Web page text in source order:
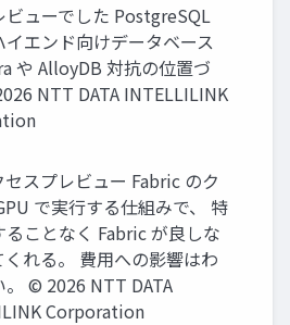
ビューでした PostgreSQL
イエンド向けデータベース
や AlloyDB 対抗の位置づ
NTT DATA INTELLILINK
セスプレビュー Fabric のク
で実行する仕組みで、 特
ることなく Fabric が良しな
くれる。 費用への影響はわ
。 © 2026 NTT DATA
Corporation